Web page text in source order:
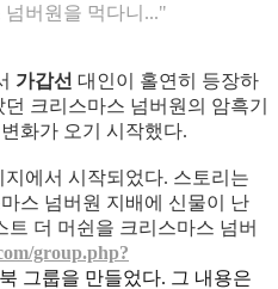
버원을 먹다니..."
가갑선 대인이 홀연히 등장하
크리스마스 넘버원의 암흑기
화가 오기 시작했다.
에서 시작되었다. 스토리는
스 넘버원 지배에 신물이 난
더 머쉰을 크리스마스 넘버
group.php?
그룹을 만들었다. 그 내용은